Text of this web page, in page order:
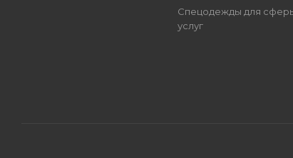
Спецодежды для
услуг